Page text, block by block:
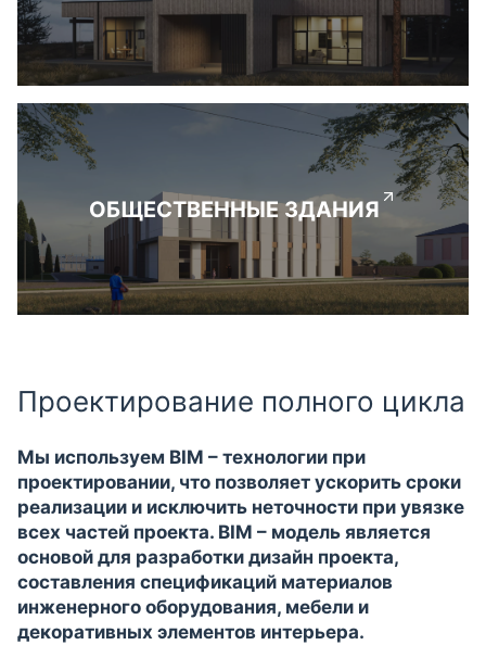
ОБЩЕСТВЕННЫЕ ЗДАНИЯ
Проектирование полного цикла
Мы используем BIM – технологии при
проектировании, что позволяет ускорить сроки
реализации и исключить неточности при увязке
всех частей проекта. BIM – модель является
основой для разработки дизайн проекта,
составления спецификаций материалов
инженерного оборудования, мебели и
декоративных элементов интерьера.